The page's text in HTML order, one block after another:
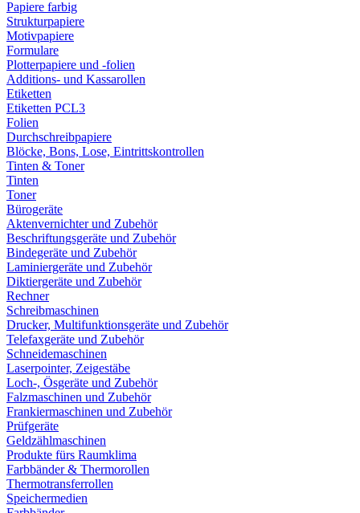
Papiere farbig
Strukturpapiere
Motivpapiere
Formulare
Plotterpapiere und -folien
Additions- und Kassarollen
Etiketten
Etiketten PCL3
Folien
Durchschreibpapiere
Blöcke, Bons, Lose, Eintrittskontrollen
Tinten & Toner
Tinten
Toner
Bürogeräte
Aktenvernichter und Zubehör
Beschriftungsgeräte und Zubehör
Bindegeräte und Zubehör
Laminiergeräte und Zubehör
Diktiergeräte und Zubehör
Rechner
Schreibmaschinen
Drucker, Multifunktionsgeräte und Zubehör
Telefaxgeräte und Zubehör
Schneidemaschinen
Laserpointer, Zeigestäbe
Loch-, Ösgeräte und Zubehör
Falzmaschinen und Zubehör
Frankiermaschinen und Zubehör
Prüfgeräte
Geldzählmaschinen
Produkte fürs Raumklima
Farbbänder & Thermorollen
Thermotransferrollen
Speichermedien